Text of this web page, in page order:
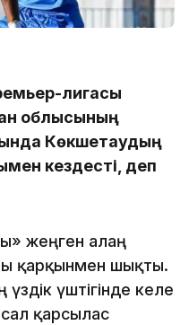
лигасы
облысының
Көкшетаудың
кездесті, деп
жеңген алаң
қарқынмен шықты.
үздік үштігінде келе
қарсылас